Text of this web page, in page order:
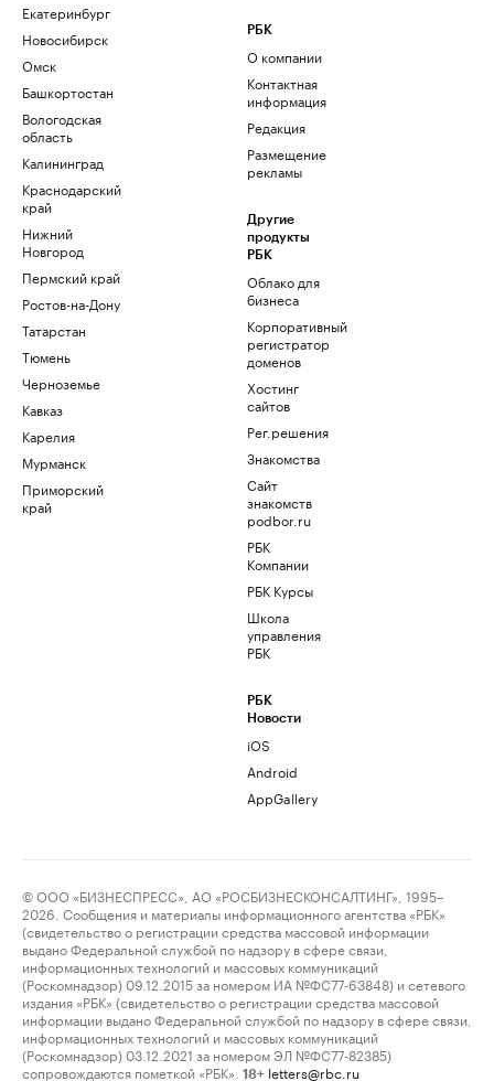
Екатеринбург
Новосибирск
Омск
Башкортостан
Вологодская
область
Калининград
Краснодарский
край
Нижний
Новгород
Пермский край
Ростов-на-Дону
Татарстан
Тюмень
Черноземье
Кавказ
Карелия
Мурманск
Приморский
край
РБК
О компании
Контактная
информация
Редакция
Размещение
рекламы
Другие
продукты
РБК
Облако для
бизнеса
Корпоративный
регистратор
доменов
Хостинг
сайтов
Рег.решения
Знакомства
Сайт
знакомств
podbor.ru
РБК
Компании
РБК Курсы
Школа
управления
РБК
РБК
Новости
iOS
Android
AppGallery
© ООО «БИЗНЕСПРЕСС», АО «РОСБИЗНЕСКОНСАЛТИНГ», 1995–
2026. Сообщения и материалы информационного агентства «РБК»
(свидетельство о регистрации средства массовой информации
выдано Федеральной службой по надзору в сфере связи,
информационных технологий и массовых коммуникаций
(Роскомнадзор) 09.12.2015 за номером ИА №ФС77-63848) и сетевого
издания «РБК» (свидетельство о регистрации средства массовой
информации выдано Федеральной службой по надзору в сфере связи,
информационных технологий и массовых коммуникаций
(Роскомнадзор) 03.12.2021 за номером ЭЛ №ФС77-82385)
сопровождаются пометкой «РБК».
18+ letters@rbc.ru